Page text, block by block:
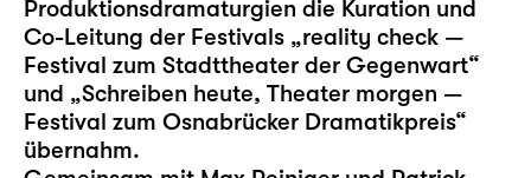
Produktionsdramaturgien die Kuration und
Co-Leitung der Festivals „reality check —
Festival zum Stadttheater der Gegenwart“
und „Schreiben heute, Theater morgen —
Festival zum Osnabrücker Dramatikpreis“
übernahm.